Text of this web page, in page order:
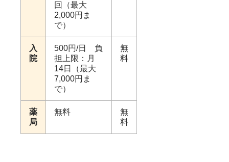
回（最大
2,000円ま
で）
入
院
500円/日 負
担上限：月
14日（最大
7,000円ま
で）
無
料
薬
局
無料
無
料